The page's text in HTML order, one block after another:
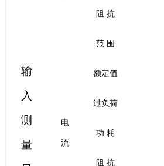
输
入
测
量
阻 抗
范 围
电
流
额定值
过负荷
功 耗
阻 抗